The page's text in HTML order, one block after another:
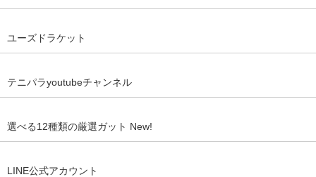
ユーズドラケット
テニパラyoutubeチャンネル
選べる12種類の厳選ガット New!
LINE公式アカウント